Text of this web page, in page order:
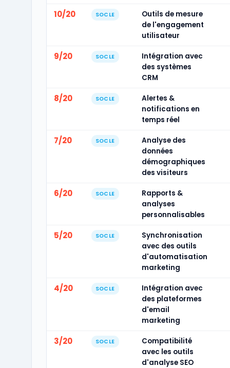
10/20 SOCLE
Outils de mesure
de l'engagement
utilisateur
9/20 SOCLE
Intégration avec
des systèmes
CRM
8/20 SOCLE
Alertes &
notifications en
temps réel
7/20 SOCLE
Analyse des
données
démographiques
des visiteurs
6/20 SOCLE
Rapports &
analyses
personnalisables
5/20 SOCLE
Synchronisation
avec des outils
d'automatisation
marketing
4/20 SOCLE
Intégration avec
des plateformes
d'email
marketing
3/20 SOCLE
Compatibilité
avec les outils
d'analyse SEO